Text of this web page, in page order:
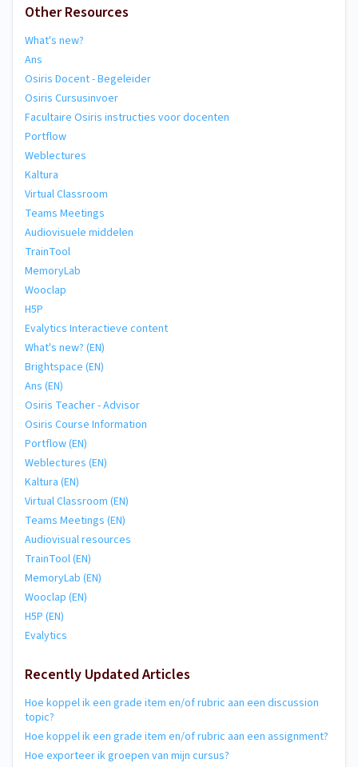
Other Resources
What's new?
Ans
Osiris Docent - Begeleider
Osiris Cursusinvoer
Facultaire Osiris instructies voor docenten
Portflow
Weblectures
Kaltura
Virtual Classroom
Teams Meetings
Audiovisuele middelen
TrainTool
MemoryLab
Wooclap
H5P
Evalytics Interactieve content
What's new? (EN)
Brightspace (EN)
Ans (EN)
Osiris Teacher - Advisor
Osiris Course Information
Portflow (EN)
Weblectures (EN)
Kaltura (EN)
Virtual Classroom (EN)
Teams Meetings (EN)
Audiovisual resources
TrainTool (EN)
MemoryLab (EN)
Wooclap (EN)
H5P (EN)
Evalytics
Recently Updated Articles
Hoe koppel ik een grade item en/of rubric aan een discussion
topic?
Hoe koppel ik een grade item en/of rubric aan een assignment?
Hoe exporteer ik groepen van mijn cursus?